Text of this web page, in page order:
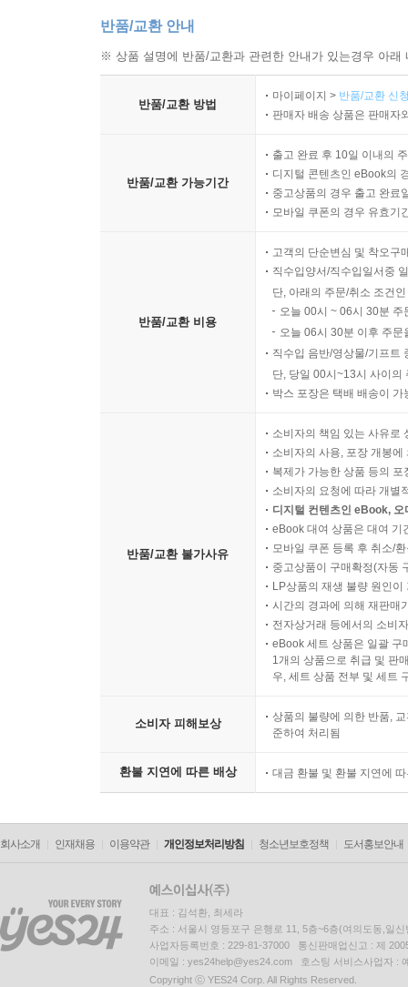
반품/교환 안내
※ 상품 설명에 반품/교환과 관련한 안내가 있는경우 아
반품/교환 방법
마이페이지 > 반품/교환 신
판매자 배송 상품은 판매자
반품/교환 가능기간
출고 완료 후 10일 이내의
디지털 콘텐츠인 eBook의
중고상품의 경우 출고 완료
모바일 쿠폰의 경우 유효기
반품/교환 비용
고객의 단순변심 및 착오구
직수입양서/직수입일서중
단, 아래의 주문/취소 조건
오늘 00시 ~ 06시 30분
오늘 06시 30분 이후 주
직수입 음반/영상물/기프트
단, 당일 00시~13시 사이의
박스 포장은 택배 배송이
반품/교환 불가사유
소비자의 책임 있는 사유로
소비자의 사용, 포장 개봉
복제가 가능한 상품 등의
소비자의 요청에 따라 개별
디지털 컨텐츠인 eBook,
eBook 대여 상품은 대여 기
모바일 쿠폰 등록 후 취소/
중고상품이 구매확정(자동
LP상품의 재생 불량 원인
시간의 경과에 의해 재판매
전자상거래 등에서의 소비
eBook 세트 상품은 일괄 구
1개의 상품으로 취급 및 판
우, 세트 상품 전부 및 세트
소비자 피해보상
상품의 불량에 의한 반품,
준하여 처리됨
환불 지연에 따른 배상 대금 환불 및 환불 지연에
회사소개 인재채용 이용약관 개인정보처리방침 청소년보호정책 도서홍보안내
대표 : 김석환, 최세라
주소 : 서울시 영등포구 은행로 11, 5층~6층(여의도동,일신
사업자등록번호 : 229-81-37000 통신판매업신고 : 제
이메일 : yes24help@yes24.com 호스팅 서비스사업자 :
Copyright ⓒ YES24 Corp. All Rights Reserved.